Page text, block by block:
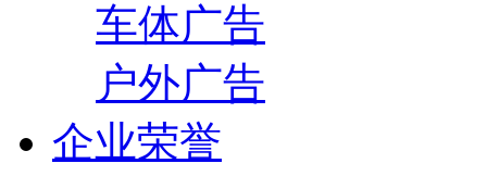
车体广告
户外广告
企业荣誉